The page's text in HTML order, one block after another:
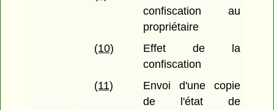
confiscation au
propriétaire
(10)
Effet de la
confiscation
(11)
Envoi d'une copie
de l'état de